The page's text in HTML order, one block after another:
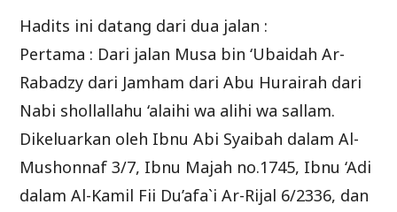
Hadits ini datang dari dua jalan :
Pertama : Dari jalan Musa bin ‘Ubaidah Ar-
Rabadzy dari Jamham dari Abu Hurairah dari
Nabi shollallahu ‘alaihi wa alihi wa sallam.
Dikeluarkan oleh Ibnu Abi Syaibah dalam Al-
Mushonnaf 3/7, Ibnu Majah no.1745, Ibnu ‘Adi
dalam Al-Kamil Fii Du’afa`i Ar-Rijal 6/2336, dan